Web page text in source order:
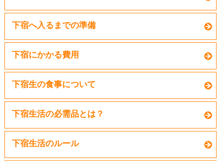
下宿へ入るまでの準備
下宿にかかる費用
下宿生の食事について
下宿生活の必需品とは？
下宿生活のルール